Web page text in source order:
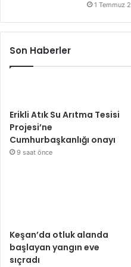
1 Temmuz
Son Haberler
Erikli Atık Su Arıtma Tesisi
Projesi’ne
Cumhurbaşkanlığı onayı
9 saat önce
Keşan’da otluk alanda
başlayan yangın eve
sıçradı